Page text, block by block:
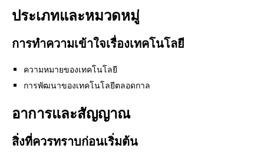
ประเภทและหมวดหมู่
การทำความเข้าใจเรื่องเทคโนโลยี
ความหมายของเทคโนโลยี
การพัฒนาของเทคโนโลยีตลอดกาล
อาการและสัญญาณ
สิ่งที่ควรทราบก่อนเริ่มต้น